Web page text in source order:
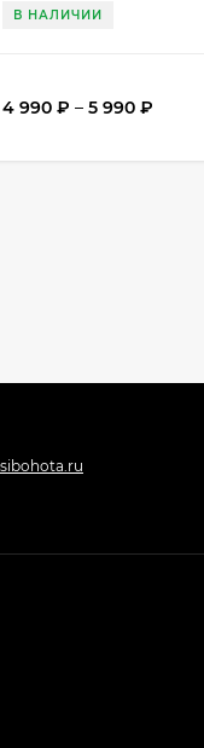
В НАЛИЧИИ
4 990 ₽ – 5 990 ₽